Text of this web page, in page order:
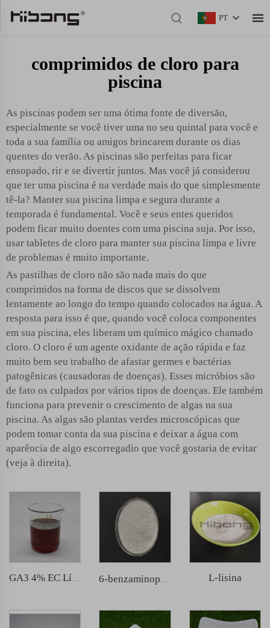
PT
comprimidos de cloro para
piscina
As piscinas podem ser uma ótima fonte de diversão,
especialmente se você tiver uma no seu quintal para você e
toda a sua família ou amigos brincarem durante os dias
quentes do verão. As piscinas são perfeitas para ficar
ensopado, rir e se divertir juntos. Mas você já considerou
que ter uma piscina é na verdade mais do que simplesmente
tê-la? Manter sua piscina limpa e segura durante a
temporada é fundamental. Você e seus entes queridos
podem ficar muito doentes com uma piscina suja. Por isso,
usar tabletes de cloro para manter sua piscina limpa e livre
de problemas é muito importante.
As pastilhas de cloro não são nada mais do que
comprimidos na forma de discos que se dissolvem
lentamente ao longo do tempo quando colocados na água. A
resposta para isso é que, quando você coloca componentes
em sua piscina, eles liberam um químico mágico chamado
cloro. O cloro é um agente oxidante de ação rápida e faz
muito bem seu trabalho de afastar germes e bactérias
patogênicas (causadoras de doenças). Esses micróbios são
de fato os culpados por vários tipos de doenças. Ele também
funciona para prevenir o crescimento de algas na sua
piscina. As algas são plantas verdes microscópicas que
podem tomar conta da sua piscina e deixar a água com
aparência de algo escorregadio que você gostaria de evitar
(veja à direita).
GA3 4% EC Líquido 6-benzaminopurina（6BA） L-lisina